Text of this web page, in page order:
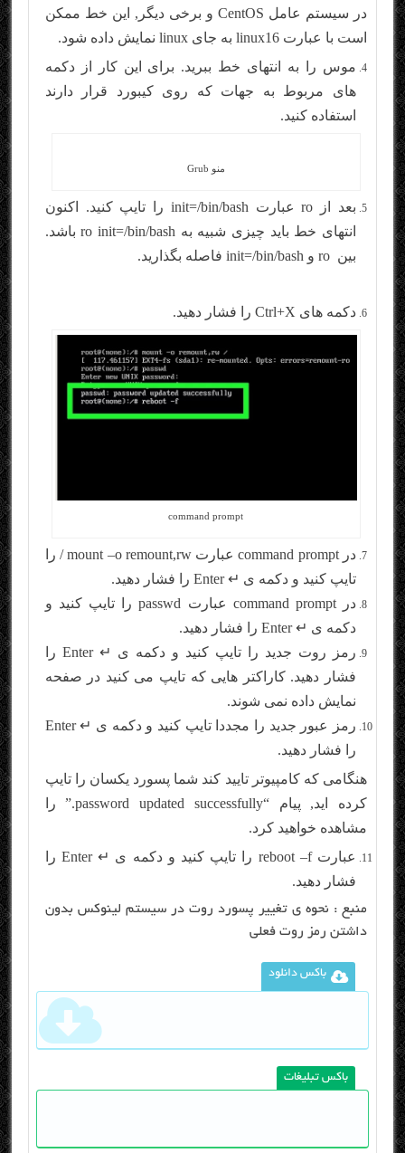
در سیستم عامل CentOS و برخی دیگر, این خط ممکن
است با عبارت linux16 به جای linux نمایش داده شود.
موس را به انتهای خط ببرید. برای این کار از دکمه
های مربوط به جهات که روی کیبورد قرار دارند
استفاده کنید.
منو Grub
بعد از ro عبارت init=/bin/bash را تایپ کنید. اکنون
انتهای خط باید چیزی شبیه به ro init=/bin/bash باشد.
بین ro و init=/bin/bash فاصله بگذارید.
دکمه های Ctrl+X را فشار دهید.
command prompt
در command prompt عبارت mount –o remount,rw / را
تایپ کنید و دکمه ی ↵ Enter را فشار دهید.
در command prompt عبارت passwd را تایپ کنید و
دکمه ی ↵ Enter را فشار دهید.
رمز روت جدید را تایپ کنید و دکمه ی ↵ Enter را
فشار دهید. کاراکتر هایی که تایپ می کنید در صفحه
نمایش داده نمی شوند.
رمز عبور جدید را مجددا تایپ کنید و دکمه ی ↵ Enter
را فشار دهید.
هنگامی که کامپیوتر تایید کند شما پسورد یکسان را تایپ
کرده اید, پیام “password updated successfully.” را
مشاهده خواهید کرد.
عبارت reboot –f را تایپ کنید و دکمه ی ↵ Enter را
فشار دهید.
منبع : نحوه ی تغییر پسورد روت در سیستم لینوکس بدون
داشتن رمز روت فعلی
باکس دانلود
باکس تبلیغات